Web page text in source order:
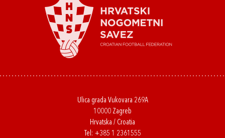
Ulica grada Vukovara 269A
10000 Zagreb
Hrvatska / Croatia
Tel: +385 1 2361555